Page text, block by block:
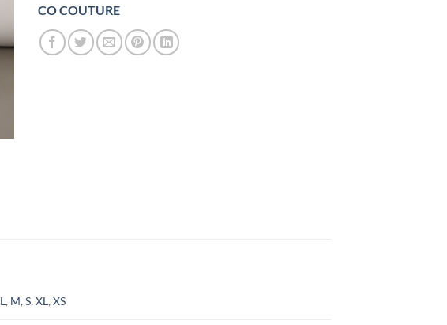
CO COUTURE
L, M, S, XL, XS